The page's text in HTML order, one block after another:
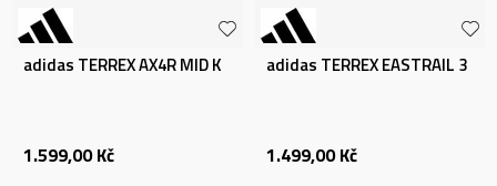
adidas TERREX AX4R MID K
1.599,00 Kč
adidas TERREX EASTRAIL 3
1.499,00 Kč